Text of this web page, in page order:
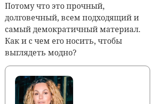
Потому что это прочный,
долговечный, всем подходящий и
самый демократичный материал.
Как и с чем его носить, чтобы
выглядеть модно?